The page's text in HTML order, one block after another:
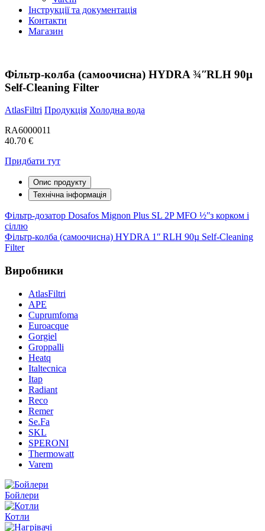
Інструкції та документація
Контакти
Магазин
Фільтр-колба (самоочисна) HYDRA ¾ʺRLH 90µ
Self-Cleaning Filter
AtlasFiltri Продукція Холодна вода
RA6000011
40.70 €
Придбати тут
Опис продукту
Технічна інформація
Навігація
записів
Фільтр-дозатор Dosafos Mignon Plus SL 2P MFO ½ʺз корком і
сіллю
Фільтр-колба (самоочисна) HYDRA 1ʺ RLH 90µ Self-Cleaning
Filter
Виробники
AtlasFiltri
APE
Cuprumfoma
Euroacque
Gorgiel
Groppalli
Heatq
Italtecnica
Itap
Radiant
Reco
Remer
Se.Fa
SKL
SPERONI
Thermowatt
Varem
Бойлери
Котли